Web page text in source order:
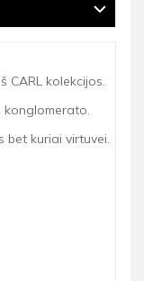
CARL kolekcijos.
konglomerato.
bet kuriai virtuvei.